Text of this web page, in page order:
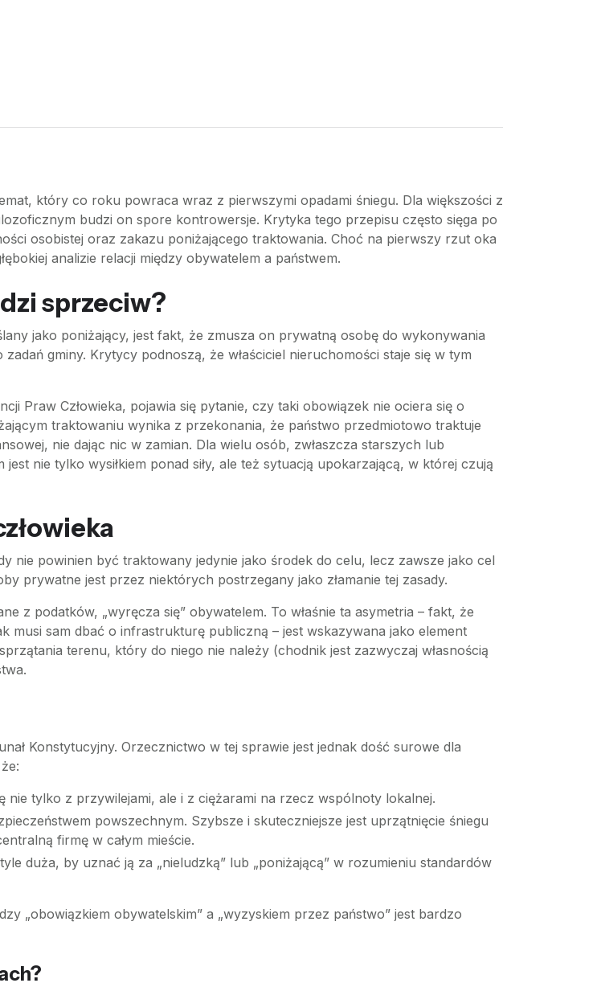
który co roku powraca wraz z pierwszymi opadami śniegu. Dla większości z
budzi on spore kontrowersje. Krytyka tego przepisu często sięga po
osobistej oraz zakazu poniżającego traktowania. Choć na pierwszy rzut oka
analizie relacji między obywatelem a państwem.
sprzeciw?
jako poniżający, jest fakt, że zmusza on prywatną osobę do wykonywania
gminy. Krytycy podnoszą, że właściciel nieruchomości staje się w tym
Praw Człowieka, pojawia się pytanie, czy taki obowiązek nie ociera się o
traktowaniu wynika z przekonania, że państwo przedmiotowo traktuje
nie dając nic w zamian. Dla wielu osób, zwłaszcza starszych lub
nie tylko wysiłkiem ponad siły, ale też sytuacją upokarzającą, w której czują
nie powinien być traktowany jedynie jako środek do celu, lecz zawsze jako cel
prywatne jest przez niektórych postrzegany jako złamanie tej zasady.
z podatków, „wyręcza się” obywatelem. To właśnie ta asymetria – fakt, że
musi sam dbać o infrastrukturę publiczną – jest wskazywana jako element
terenu, który do niego nie należy (chodnik jest zazwyczaj własnością
Konstytucyjny. Orzecznictwo w tej sprawie jest jednak dość surowe dla
nie tylko z przywilejami, ale i z ciężarami na rzecz wspólnoty lokalnej.
powszechnym. Szybsze i skuteczniejsze jest uprzątnięcie śniegu
firmę w całym mieście.
duża, by uznać ją za „nieludzką” lub „poniżającą” w rozumieniu standardów
„obowiązkiem obywatelskim” a „wyzyskiem przez państwo” jest bardzo